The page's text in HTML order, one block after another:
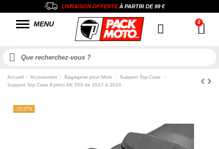
LIVRAISON OFFERTEÀ PARTIR DE99 €
MENU
Accueil Accessoires Bagagerie pour Moto
Support Top-Case
Support Top Case Kymco AK 550 de 2017 à 2024
-25,07%